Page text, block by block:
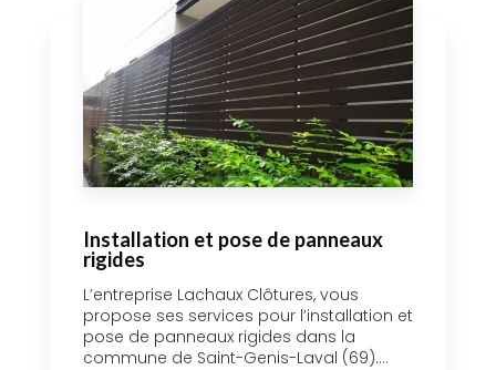
Installation et pose de panneaux
rigides
L’entreprise Lachaux Clôtures, vous
propose ses services pour l’installation et
pose de panneaux rigides dans la
commune de Saint-Genis-Laval (69)....